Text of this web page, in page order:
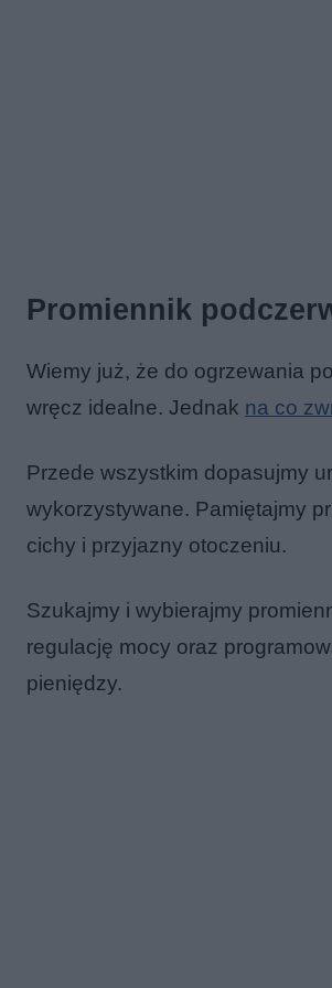
Promiennik
Wiemy już, że do ogrzewania
wręcz idealne. Jednak na co
Przede wszystkim dopasujmy
wykorzystywane. Pamiętajmy
cichy i przyjazny otoczeniu.
Szukajmy i wybierajmy
regulację mocy oraz
pieniędzy.